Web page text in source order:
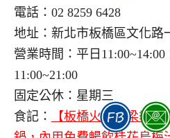
電話：02 8259 6428
地址：新北市板橋區文化路
營業時間：平日11:00~14:00
11:00~21:00
固定公休：星期三
食記：
【板橋火鍋】梁季